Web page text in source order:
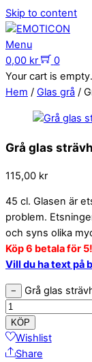
Skip to content
Menu
0,00 kr
0
Your cart is
Hem / Glas grå /
Grå glas
115,00 kr
45 cl. Glasen är
problem.
och syns olika
Köp 6 betala för
Vill du ha text på
− Grå glas
KÖP
Wishlist
Share